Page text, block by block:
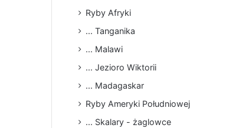
Ryby Afryki
... Tanganika
... Malawi
... Jezioro Wiktorii
... Madagaskar
Ryby Ameryki Południowej
... Skalary - żaglowce